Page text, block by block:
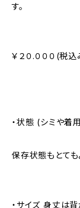
す。
￥２０.０００(税込
・状態 (シミや着
保存状態もとて
・サイズ 身丈は背